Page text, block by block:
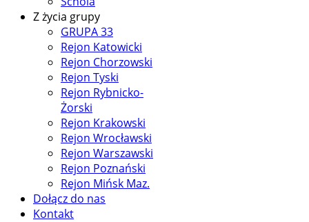
Z życia grupy
GRUPA 33
Rejon Katowicki
Rejon Chorzowski
Rejon Tyski
Rejon Rybnicko-
Żorski
Rejon Krakowski
Rejon Wrocławski
Rejon Warszawski
Rejon Poznański
Rejon Mińsk Maz.
Dołącz do nas
Kontakt